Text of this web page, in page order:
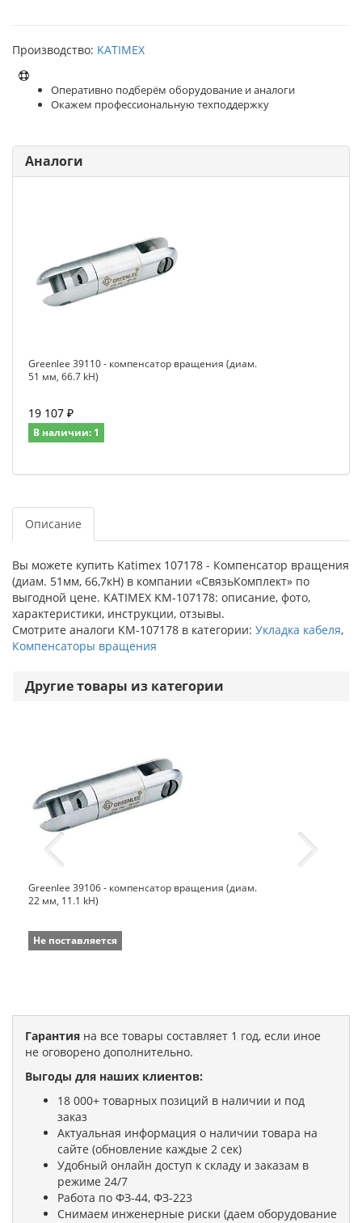
Производство: KATIMEX
Оперативно подберём оборудование и аналоги
Окажем профессиональную техподдержку
Аналоги
Greenlee 39110 - компенсатор вращения (диам.
51 мм, 66.7 kH)
19 107 ₽
В наличии: 1
Описание
Вы можете купить Katimex 107178 - Компенсатор вращения
(диам. 51мм, 66,7кН) в компании «СвязьКомплект» по
выгодной цене. KATIMEX KM-107178: описание, фото,
характеристики, инструкции, отзывы.
Смотрите аналоги KM-107178 в категории: Укладка кабеля,
Компенсаторы вращения
Другие товары из категории
Greenlee 39106 - компенсатор вращения (диам.
22 мм, 11.1 kH)
Не поставляется
Гарантия на все товары составляет 1 год, если иное
не оговорено дополнительно.
Выгоды для наших клиентов:
18 000+ товарных позиций в наличии и под
заказ
Актуальная информация о наличии товара на
сайте (обновление каждые 2 сек)
Удобный онлайн доступ к складу и заказам в
режиме 24/7
Работа по ФЗ-44, ФЗ-223
Снимаем инженерные риски (даем оборудование